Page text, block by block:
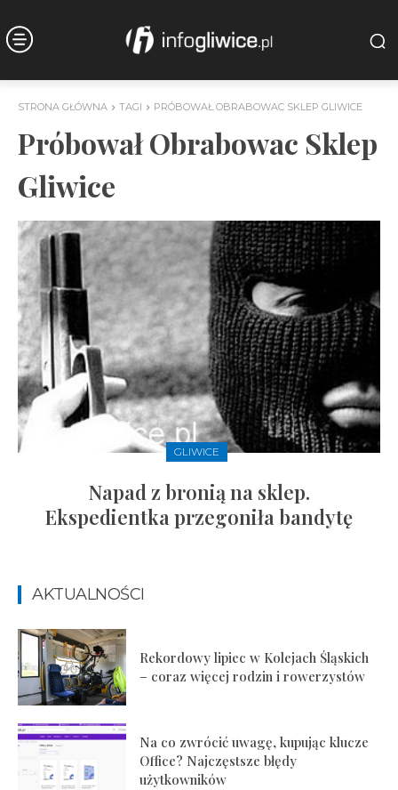
STRONA GŁÓWNA TAGI PRÓBOWAŁ OBRABOWAC SKLEP GLIWICE
Próbował Obrabowac Sklep
Gliwice
GLIWICE
Napad z bronią na sklep.
Ekspedientka przegoniła bandytę
AKTUALNOŚCI
Rekordowy lipiec w Kolejach Śląskich
– coraz więcej rodzin i rowerzystów
Na co zwrócić uwagę, kupując klucze
Office? Najczęstsze błędy
użytkowników